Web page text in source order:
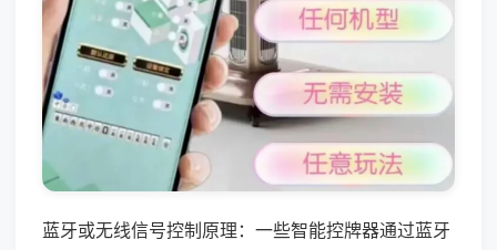
蓝牙或无线信号控制原理：一些智能控牌器通过蓝牙